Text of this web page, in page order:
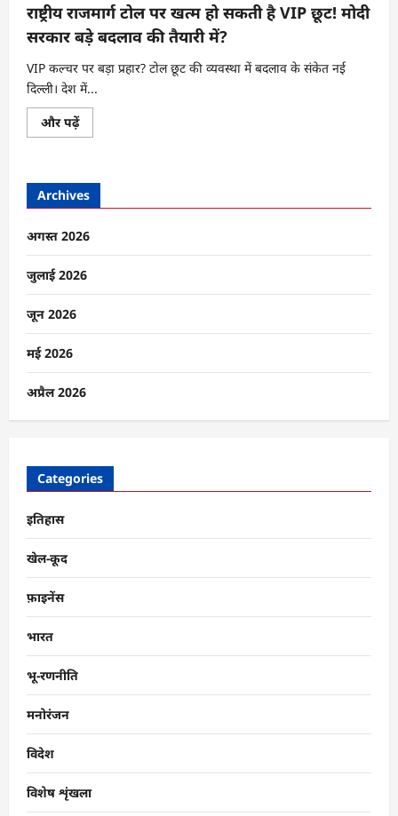
राष्ट्रीय राजमार्ग टोल पर खत्म हो सकती है VIP छूट! मोदी
सरकार बड़े बदलाव की तैयारी में?
VIP कल्चर पर बड़ा प्रहार? टोल छूट की व्यवस्था में बदलाव के संकेत नई
दिल्ली। देश में...
और पढ़ेंराष्ट्रीय
राजमार्ग
हो
सकती
है
छूट!
मोदी
सरकार
बड़े
बदलाव
की
के
और
Archives
अगस्त 2026
जुलाई 2026
जून 2026
मई 2026
अप्रैल 2026
Categories
इतिहास
खेल-कूद
फ़ाइनेंस
भारत
भू-रणनीति
मनोरंजन
विदेश
विशेष शृंखला